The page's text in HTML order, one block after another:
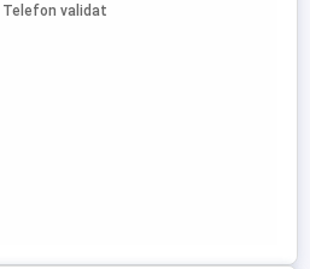
standardelor si tolerantelor
Telefon validat